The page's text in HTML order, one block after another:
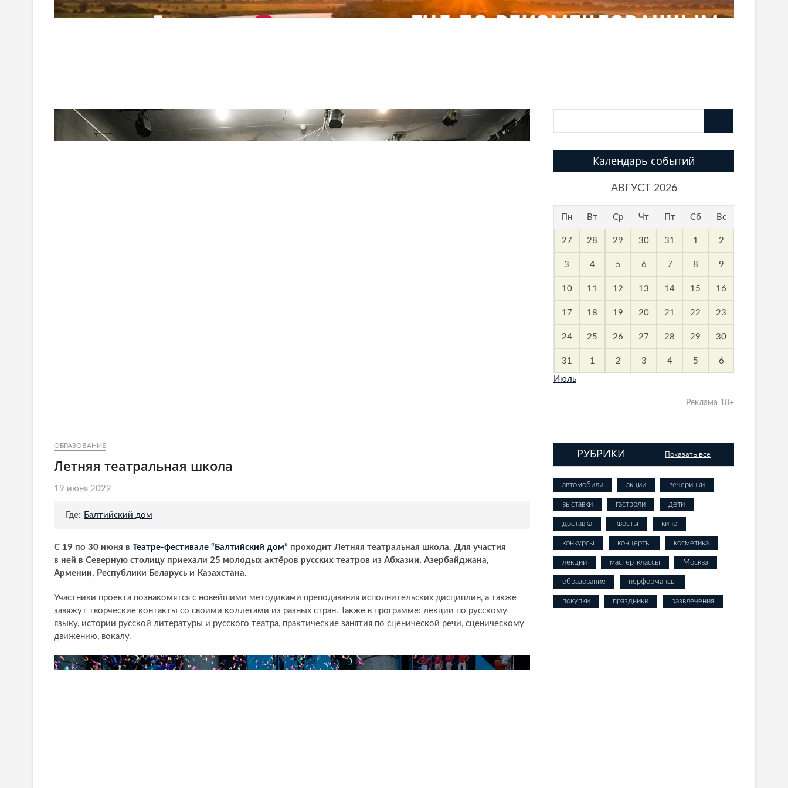
ОБРАЗОВАНИЕ
Летняя театральная школа
19 июня 2022
Где: Балтийский дом
С 19 по 30 июня в Театре-фестивале “Балтийский дом” проходит Летняя театральная школа. Для участия
в ней в Северную столицу приехали 25 молодых актёров русских театров из Абхазии, Азербайджана,
Армении, Республики Беларусь и Казахстана.
Участники проекта познакомятся с новейшими методиками преподавания исполнительских дисциплин, а также
завяжут творческие контакты со своими коллегами из разных стран. Также в программе: лекции по русскому
языку, истории русской литературы и русского театра, практические занятия по сценической речи, сценическому
движению, вокалу.
Календарь событий
АВГУСТ 2026
Пн Вт Ср Чт Пт Сб Вс
27 28 29 30 31 1 2
3 4 5 6 7 8 9
10 11 12 13 14 15 16
17 18 19 20 21 22 23
24 25 26 27 28 29 30
31 1 2 3 4 5 6
Июль
Реклама 18+
РУБРИКИ Показать все
автомобили акции вечеринки
выставки гастроли дети
доставка квесты кино
конкурсы концерты косметика
лекции мастер-классы Москва
образование перформансы
покупки праздники развлечения